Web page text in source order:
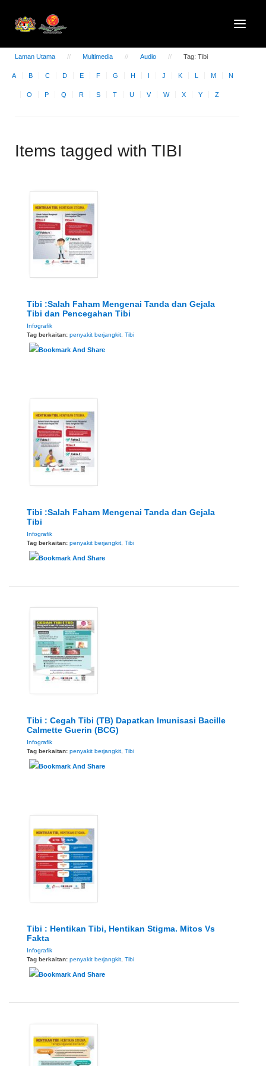
Laman Utama Multimedia Audio Tag: Tibi
A B C D E F G H I J K L M N
O P Q R S T U V W X Y Z
Items tagged with TIBI
Tibi :Salah Faham Mengenai Tanda dan Gejala
Tibi dan Pencegahan Tibi
Infografik
Tag berkaitan: penyakit berjangkit, Tibi
Tibi :Salah Faham Mengenai Tanda dan Gejala
Tibi
Infografik
Tag berkaitan: penyakit berjangkit Tibi
Tibi : Cegah Tibi (TB) Dapatkan Imunisasi Bacille
Calmette Guerin (BCG)
Infografik
Tag berkaitan: penyakit berjangkit, Tibi
Tibi : Hentikan Tibi, Hentikan Stigma. Mitos Vs
Fakta
Infografik
Tag berkaitan: penyakit berjangkit Tibi